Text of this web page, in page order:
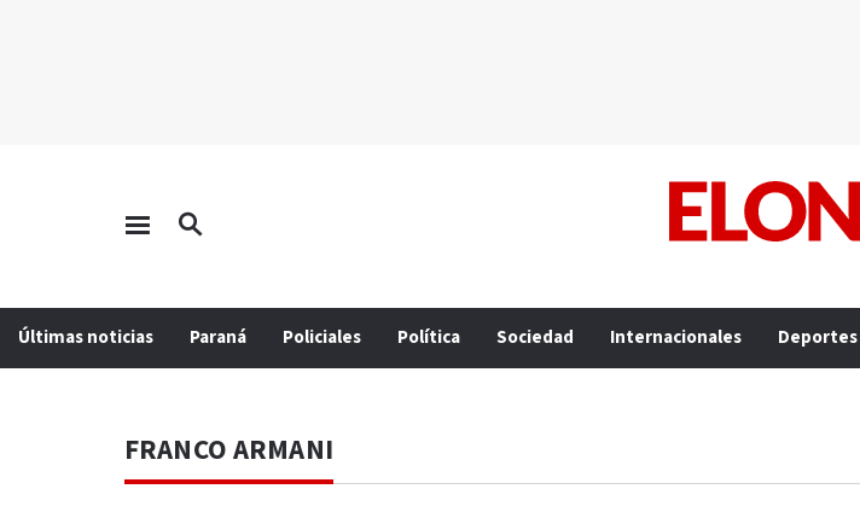
Últimas noticias Paraná Policiales Política Sociedad Internacionales Deportes
FRANCO ARMANI